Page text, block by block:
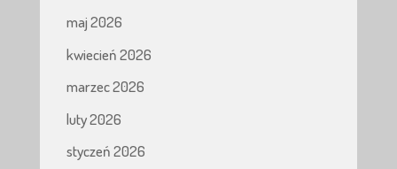
maj 2026
kwiecień 2026
marzec 2026
luty 2026
styczeń 2026